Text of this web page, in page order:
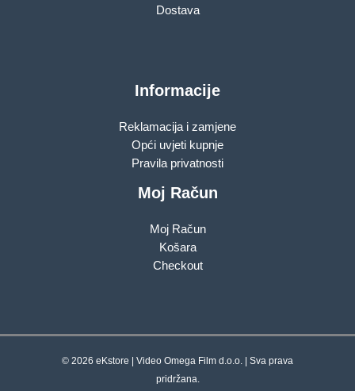
Dostava
Informacije
Reklamacija i zamjene
Opći uvjeti kupnje
Pravila privatnosti
Moj Račun
Moj Račun
Košara
Checkout
© 2026 eKstore | Video Omega Film d.o.o. | Sva prava
pridržana.